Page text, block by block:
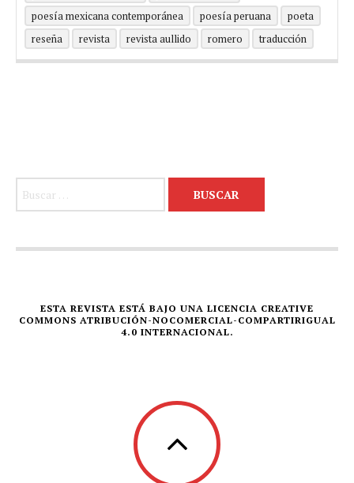
poesía mexicana contemporánea
poesía peruana
poeta
reseña
revista revista aullido romero traducción
ESTA REVISTA ESTÁ BAJO UNA LICENCIA CREATIVE
COMMONS ATRIBUCIÓN-NOCOMERCIAL-COMPARTIRIGUAL
4.0 INTERNACIONAL.